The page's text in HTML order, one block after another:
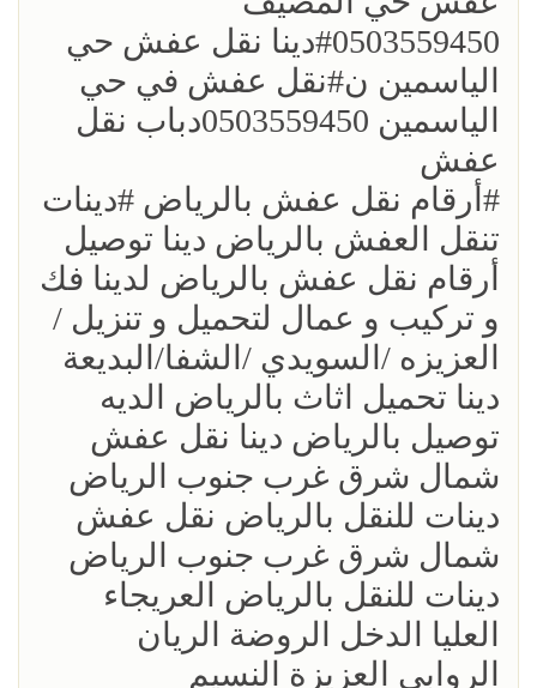
0503559450؜#دينا نقل عفش حي
الياسمين ن؜#نقل عفش في حي
الياسمين 0503559450دباب نقل
عفش
؜؜#أرقام نقل عفش بالرياض ؜#دينات
تنقل العفش بالرياض دينا توصيل
أرقام نقل عفش بالرياض لدينا فك
و تركيب و عمال لتحميل و تنزيل /
العزيزه /السويدي /الشفا/البديعة
دينا تحميل اثاث بالرياض الديه
توصيل بالرياض دينا نقل عفش
شمال شرق غرب جنوب الرياض
دينات للنقل بالرياض نقل عفش
شمال شرق غرب جنوب الرياض
دينات للنقل بالرياض العريجاء
العليا الدخل الروضة الريان
الروابي العزيزة النسيم